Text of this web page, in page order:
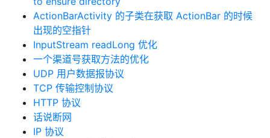
ActionBarActivity 的子类在获取 ActionBar 的时候
出现的空指针
InputStream readLong 优化
一个渠道号获取方法的优化
UDP 用户数据报协议
TCP 传输控制协议
HTTP 协议
话说断网
IP 协议